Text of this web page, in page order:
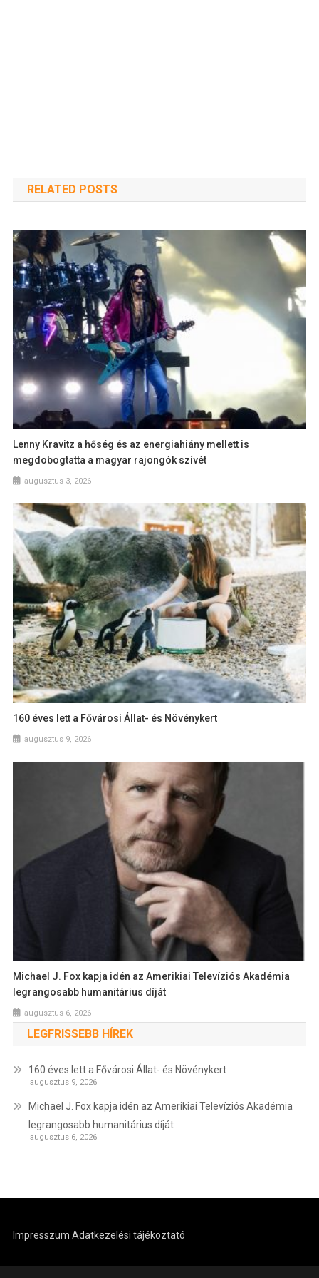
RELATED POSTS
Lenny Kravitz a hőség és az energiahiány mellett is
megdobogtatta a magyar rajongók szívét
augusztus 3, 2026
160 éves lett a Fővárosi Állat- és Növénykert
augusztus 9, 2026
Michael J. Fox kapja idén az Amerikiai Televíziós Akadémia
legrangosabb humanitárius díját
augusztus 6, 2026
LEGFRISSEBB HÍREK
160 éves lett a Fővárosi Állat- és Növénykert
augusztus 9, 2026
Michael J. Fox kapja idén az Amerikiai Televíziós Akadémia
legrangosabb humanitárius díját
augusztus 6, 2026
Impresszum Adatkezelési tájékoztató